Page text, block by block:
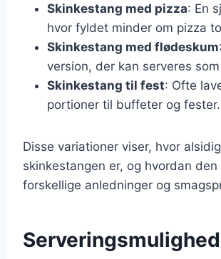
Skinkestang med pizza: En
hvor fyldet minder om pizza
Skinkestang med flødeskum
version, der kan serveres
Skinkestang til fest: Ofte
portioner til buffeter og fester.
Disse variationer viser, hvor alsidig
skinkestangen er, og hvordan
forskellige anledninger og